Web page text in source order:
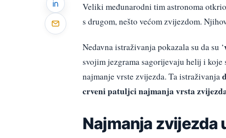
Veliki međunarodni tim astronoma
s drugom, nešto većom zvijezdom.
Nedavna istraživanja pokazala su da su ‘
svojim jezgrama sagorijevaju helij i
najmanje vrste zvijezda. Ta istraživanja
crveni patuljci najmanja vrsta
Najmanja zvijezda